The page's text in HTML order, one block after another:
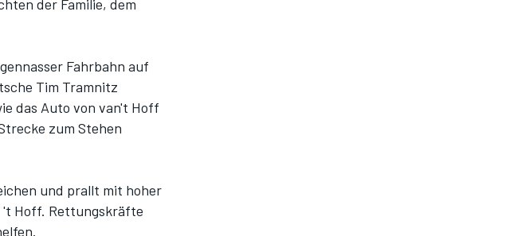
der Familie, dem
Fahrbahn auf
Tim Tramnitz
das Auto von van't Hoff
zum Stehen
und prallt mit hoher
't Hoff. Rettungskräfte